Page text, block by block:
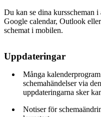
Du kan se dina kursscheman
Google calendar, Outlook
schemat i mobilen.
Uppdateringar
Många
schemahändelser via
uppdateringarna sker
Notiser för